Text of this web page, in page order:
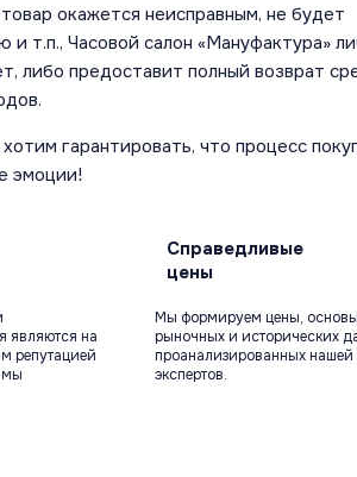
окажется неисправным, не будет
и т.п., Часовой салон «Мануфактура»
либо предоставит полный возврат
гарантировать, что процесс
эмоции!
являются на
репутацией
мы
Справедливые
цены
Мы формируем цены,
рыночных и исторических
проанализированных
экспертов.